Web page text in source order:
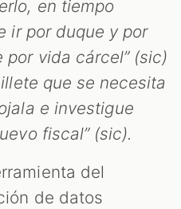
en tiempo
ir por duque y por
vida cárcel” (sic)
que se necesita
e investigue
fiscal” (sic).
del
de datos